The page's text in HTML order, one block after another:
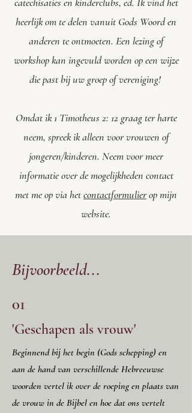
catechisaties en kinderclubs, ed. Ik vind het
heerlijk om te delen vanuit Gods Woord en
anderen te ontmoeten. Een lezing of
workshop kan ingevuld worden op een wijze
die past bij uw groep of vereniging!
Omdat ik 1 Timotheus 2: 12 graag ter harte
neem, spreek ik alleen voor vrouwen of
jongeren/kinderen. Neem voor meer
informatie over de mogelijkheden contact
met me op via hetcontactformulierop mijn
website.
Bijvoorbeeld...
01
'Geschapen als vrouw'
Beginnend bij het begin (Gods schepping) en
aan de hand van verschillende Hebreeuwse
woorden vertel ik over de roeping en plaats van
de vrouw in de Bijbel en hoe dat ons vertelt